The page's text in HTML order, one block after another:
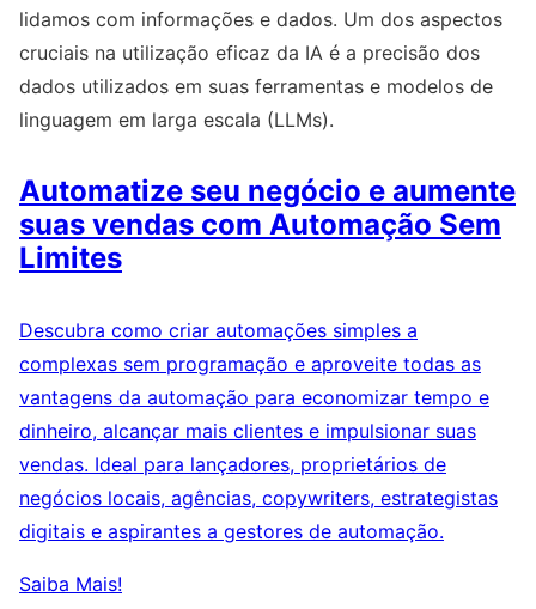
lidamos com informações e dados. Um dos aspectos
cruciais na utilização eficaz da IA é a precisão dos
dados utilizados em suas ferramentas e modelos de
linguagem em larga escala (LLMs).
Automatize seu negócio e aumente
suas vendas com Automação Sem
Limites
Descubra como criar automações simples a
complexas sem programação e aproveite todas as
vantagens da automação para economizar tempo e
dinheiro, alcançar mais clientes e impulsionar suas
vendas. Ideal para lançadores, proprietários de
negócios locais, agências, copywriters, estrategistas
digitais e aspirantes a gestores de automação.
Saiba Mais!